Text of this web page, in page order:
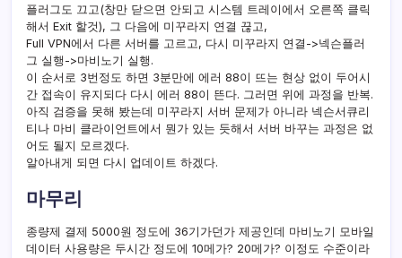
플러그도 끄고(창만 닫으면 안되고 시스템 트레이에서 오른쪽 클릭
해서 Exit 할것), 그 다음에 미꾸라지 연결 끊고,
Full VPN에서 다른 서버를 고르고, 다시 미꾸라지 연결->넥슨플러
그 실행->마비노기 실행.
이 순서로 3번정도 하면 3분만에 에러 88이 뜨는 현상 없이 두어시
간 접속이 유지되다 다시 에러 88이 뜬다. 그러면 위에 과정을 반복.
아직 검증을 못해 봤는데 미꾸라지 서버 문제가 아니라 넥슨서큐리
티나 마비 클라이언트에서 뭔가 있는 듯해서 서버 바꾸는 과정은 없
어도 될지 모르겠다.
알아내게 되면 다시 업데이트 하겠다.
마무리
종량제 결제 5000원 정도에 36기가던가 제공인데 마비노기 모바일
데이터 사용량은 두시간 정도에 10메가? 20메가? 이정도 수준이라